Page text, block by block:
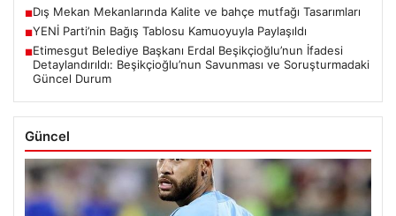
■Dış Mekan Mekanlarında Kalite ve bahçe mutfağı Tasarımları
■YENİ Parti’nin Bağış Tablosu Kamuoyuyla Paylaşıldı
■Etimesgut Belediye Başkanı Erdal Beşikçioğlu’nun İfadesi
Detaylandırıldı: Beşikçioğlu’nun Savunması ve Soruşturmadaki
Güncel Durum
Güncel